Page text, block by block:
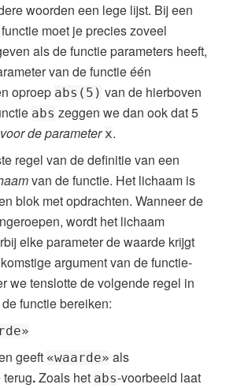
woorden een lege lijst. Bij een
moet je precies zoveel
als de functie parameters heeft,
van de functie één
oproep abs(5) van de hierboven
abs zeggen we dan ook dat 5
voor de parameter x.
regel van de definitie van een
van de functie. Het lichaam is
blok met opdrachten. Wanneer de
wordt het lichaam
elke parameter de waarde krijgt
argument van de functie-
we tenslotte de volgende regel in
functie bereiken:
geeft «waarde» als
.Zoals het abs-voorbeeld laat